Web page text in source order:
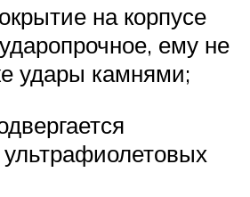
на корпусе
ему не
удары камнями;